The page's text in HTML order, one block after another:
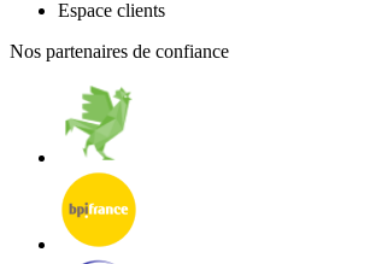
Espace clients
Nos partenaires de confiance